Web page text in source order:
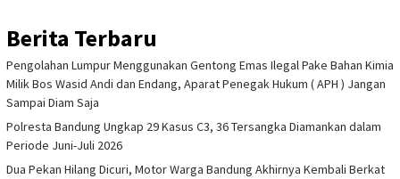
Berita Terbaru
Pengolahan Lumpur Menggunakan Gentong Emas Ilegal Pake Bahan Kimia
Milik Bos Wasid Andi dan Endang, Aparat Penegak Hukum ( APH ) Jangan
Sampai Diam Saja
Polresta Bandung Ungkap 29 Kasus C3, 36 Tersangka Diamankan dalam
Periode Juni-Juli 2026
Dua Pekan Hilang Dicuri, Motor Warga Bandung Akhirnya Kembali Berkat